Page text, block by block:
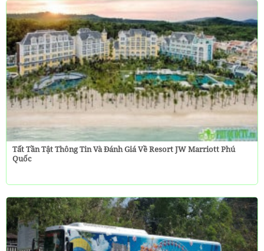
Tất Tần Tật Thông Tin Và Đánh Giá Về Resort JW Marriott Phú
Quốc